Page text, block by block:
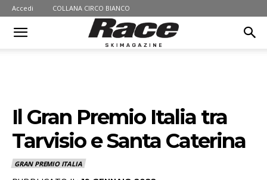
Accedi COLLANA CIRCO BIANCO
Il Gran Premio Italia tra
Tarvisio e Santa Caterina
GRAN PREMIO ITALIA